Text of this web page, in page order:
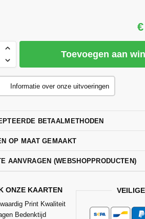
Toevoegen aan
Informatie over onze uitvoeringen
BETAALMETHODEN
OP MAAT GEMAAKT
AANVRAGEN (WEBSHOPPRODUCTEN)
ONZE KAARTEN
Print Kwaliteit
Bedenktijd